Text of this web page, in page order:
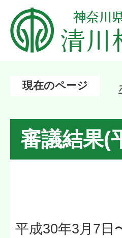
現在のページ
審議結果(
平成30年3月7日